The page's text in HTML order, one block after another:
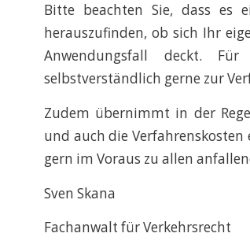
Bitte beachten Sie, dass es
herauszufinden, ob sich Ihr
Anwendungsfall deckt.
selbstverständlich gerne zur
Zudem übernimmt in der
und auch die
gern im Voraus zu allen
Sven Skana
Fachanwalt für Verkehrsrecht